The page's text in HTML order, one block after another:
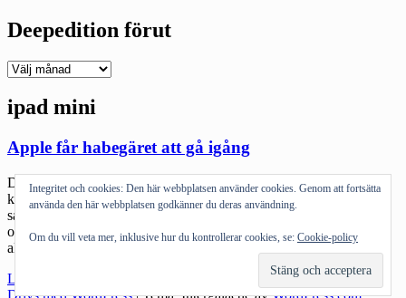
Deepedition förut
Deepedition
ipad mini
Apple får habegäret att gå igång
Det var länge sedan jag kände så här. Under ett par år har Apples
keynotes varit väldigt mycket ”jaha”. Men inte idag. Idag blev man
sådär mör och plånboken valde att springa och gömma sig av ren
och skär skräck, suckarna från korten hördes lång väg. Jag är inte
alls speciellt fascinerad av Iphone 5. […]
Läs mer
får
Drivs med WordPress |Tema: Intergalactic avWordPress.com.
Integritet och cookies: Den här webbplatsen använder cookies. Genom att fortsätta
använda den här webbplatsen godkänner du deras användning.
Om du vill veta mer, inklusive hur du kontrollerar cookies, se: Cookie-policy